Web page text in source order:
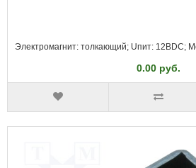
Электромагнит: толкающий; Uпит: 12ВDC;
0.00 руб.